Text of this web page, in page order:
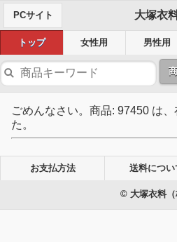
PCサイト 大塚衣
トップ 女性用 男性用
ごめんなさい。商品: 97450 は
た。
お支払方法 送料につい
© 大塚衣料（